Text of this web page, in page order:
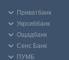
Приватбанк
Укрсиббанк
Ощадбанк
Сенс Банк
ПУМБ